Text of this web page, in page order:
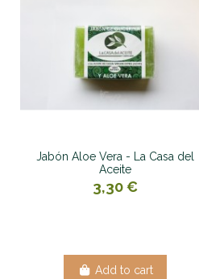
Jabón Aloe Vera - La Casa del
Aceite
3,30 €
Add to cart